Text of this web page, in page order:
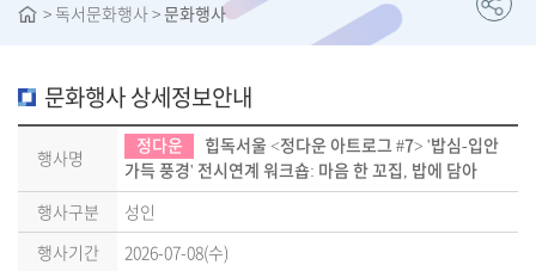
> 독서문화행사>문화행사
문화행사 상세정보안내
행사명 정다운
힙독서울 <정다운 아트로그 #7> '밥심-입안
가득 풍경' 전시연계 워크숍: 마음 한 꼬집, 밥에 담아
행사구분
성인
행사기간
2026-07-08(수)